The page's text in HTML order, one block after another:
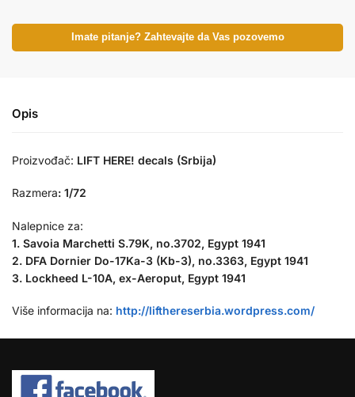
Imate pitanje? Zahtevajte da Vas pozovemo
Opis
Proizvođač: LIFT HERE! decals (Srbija)
Razmera: 1/72
Nalepnice za:
1. Savoia Marchetti S.79K, no.3702, Egypt 1941
2. DFA Dornier Do-17Ka-3 (Kb-3), no.3363, Egypt 1941
3. Lockheed L-10A, ex-Aeroput, Egypt 1941
Više informacija na: http://lifthereserbia.wordpress.com/